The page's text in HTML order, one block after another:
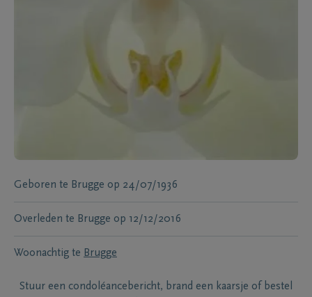
Geboren te Brugge op 24/07/1936
Overleden te Brugge op 12/12/2016
Woonachtig te Brugge
Stuur een condoléancebericht, brand een kaarsje of bestel